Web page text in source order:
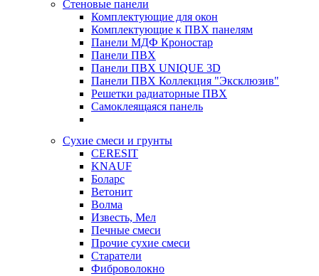
Стеновые панели
Комплектующие для окон
Комплектующие к ПВХ панелям
Панели МДФ Кроностар
Панели ПВХ
Панели ПВХ UNIQUE 3D
Панели ПВХ Коллекция "Эксклюзив"
Решетки радиаторные ПВХ
Самоклеящаяся панель
Сухие смеси и грунты
CERESIT
KNAUF
Боларс
Ветонит
Волма
Известь, Мел
Печные смеси
Прочие сухие смеси
Старатели
Фиброволокно